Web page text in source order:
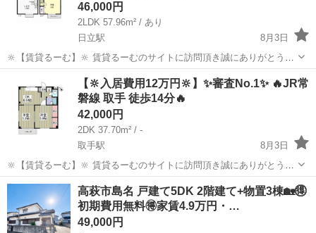
46,000円
2LDK 57.96m² / あり
日立駅
8月3日
🔆【賃貸るーむ】🔆 賃貸るーむのサイトに訪問頂き誠にありがとうご
ざいます🙇 当社では、どこよりも安く入居できる不動産屋を目指し 活
動しております。 ✨コンセプト✨ 1，お客様ご自身で...
日立駅 一戸建て 物件
【🔆入居費用12万円🔆】✨審査No.1✨ 🔥JR常
磐線 取手 徒歩14分🔥
42,000円
2DK 37.70m² / -
取手駅
8月3日
🔆【賃貸るーむ】🔆 賃貸るーむのサイトに訪問頂き誠にありがとうご
ざいます🙇 当社では、どこよりも安く入居できる不動産屋を目指し 活
動しております。 ✨コンセプト✨ 1，お客様ご自身で...
茨城 取手市 取手駅 一戸建て 物件
高萩市島名 戸建て5DK 2階建て+物置3棟🏡🉐
初期費用無料🉐家賃4.9万円・…
49,000円